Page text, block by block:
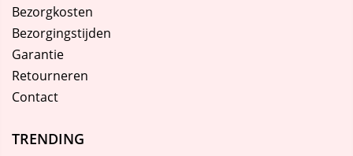
Bezorgkosten
Bezorgingstijden
Garantie
Retourneren
Contact
TRENDING